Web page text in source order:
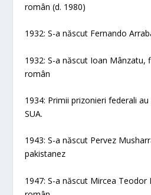
român (d. 1980)
1932: S-a născut Fernando
1932: S-a născut Ioan Mânzatu,
român
1934: Primii prizonieri federali
SUA.
1943: S-a născut Pervez
pakistanez
1947: S-a născut Mircea Teodor